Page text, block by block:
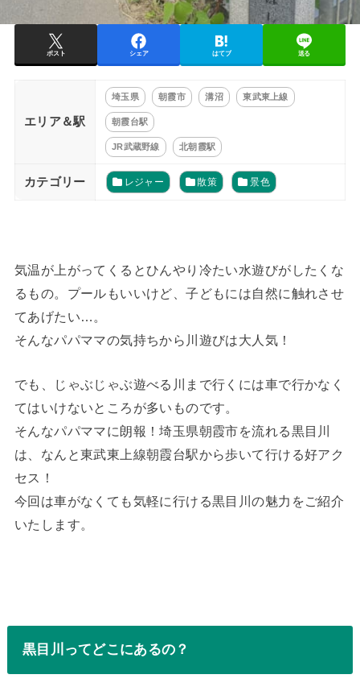
ポスト シェア はてブ 送る
エリア＆駅
埼玉県 朝霞市 溝沼 東武東上線
朝霞台駅
JR武蔵野線 北朝霞駅
カテゴリー レジャー 散策 景色
気温が上がってくるとひんやり冷たい水遊びがしたくな
るもの。プールもいいけど、子どもには自然に触れさせ
てあげたい…。
そんなパパママの気持ちから川遊びは大人気！
でも、じゃぶじゃぶ遊べる川まで行くには車で行かなく
てはいけないところが多いものです。
そんなパパママに朗報！埼玉県朝霞市を流れる黒目川
は、なんと東武東上線朝霞台駅から歩いて行ける好アク
セス！
今回は車がなくても気軽に行ける黒目川の魅力をご紹介
いたします。
黒目川ってどこにあるの？